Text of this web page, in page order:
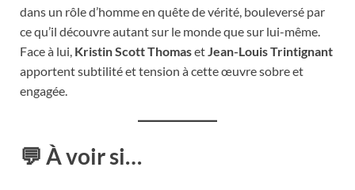
dans un rôle d’homme en quête de vérité, bouleversé par
ce qu’il découvre autant sur le monde que sur lui-même.
Face à lui, Kristin Scott Thomaset Jean-Louis Trintignant
apportent subtilité et tension à cette œuvre sobre et
engagée.
💬 À voir si…